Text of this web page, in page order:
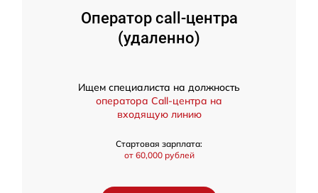
Оператор call-центра
(удаленно)
Ищем специалиста на должность
оператора Call-центра на
входящую линию
Стартовая зарплата:
от 60,000 рублей